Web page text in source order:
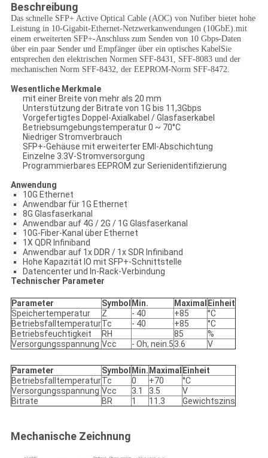
Beschreibung
Das schnelle SFP+ Active Optical Cable (AOC) von Nufiber bietet hohe
Leistung in 10-Gigabit-Ethernet-Netzwerkanwendungen (10GbE).mit
einem erweiterten SFP+-Anschluss zum Senden von 10 Gbps-Daten
über ein paar Sender und Empfänger über ein optisches KabelSie
entsprechen den elektrischen Normen SFF-8431, SFF-8083 und der
mechanischen Norm SFF-8432, der EEPROM-Norm SFF-8472.
Wesentliche Merkmale
mit einer Breite von mehr als 20 mm
Unterstützung der Bitrate von 1G bis 11,3Gbps
Vorgefertigtes Doppel-Axialkabel / Glasfaserkabel
Betriebsumgebungstemperatur 0 ~ 70°C
Niedriger Stromverbrauch
SFP+-Gehäuse mit erweiterter EMI-Abschichtung
Einzelne 3.3V-Stromversorgung
Programmierbares EEPROM zur Serienidentifizierung
Anwendung
10G Ethernet
Anwendbar für 1G Ethernet
8G Glasfaserkanal
Anwendbar auf 4G / 2G / 1G Glasfaserkanal
10G-Fiber-Kanal über Ethernet
1X QDR Infiniband
Anwendbar auf 1x DDR / 1x SDR Infiniband
Hohe Kapazität IO mit SFP+-Schnittstelle
Datencenter und In-Rack-Verbindung
Technischer Parameter
Parameter Symbol Min. Maximal Einheit
Speichertemperatur
Z - 40 +85
°C
BetriebsfalltemperaturTc - 40 +85
°C
Betriebsfeuchtigkeit
RH 85
%
Versorgungsspannung Vcc - Oh, nein.53.6 V
Parameter Symbol Min. Maximal Einheit
BetriebsfalltemperaturTc 0 +70
°C
Versorgungsspannung Vcc 3.1 3.5
V
Bitrate
BR 1 11.3 Gewichtszins
Mechanische Zeichnung